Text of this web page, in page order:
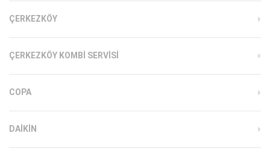
ÇERKEZKÖY
ÇERKEZKÖY KOMBI SERVISI
COPA
DAIKIN